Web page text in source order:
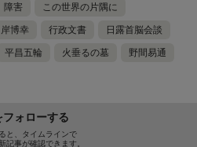
障害 この世界の片隅に
岸博幸 行政文書 日露首脳会談
平昌五輪 火垂るの墓 野間易通
フォローする
と、タイムラインで
記事が確認できます。